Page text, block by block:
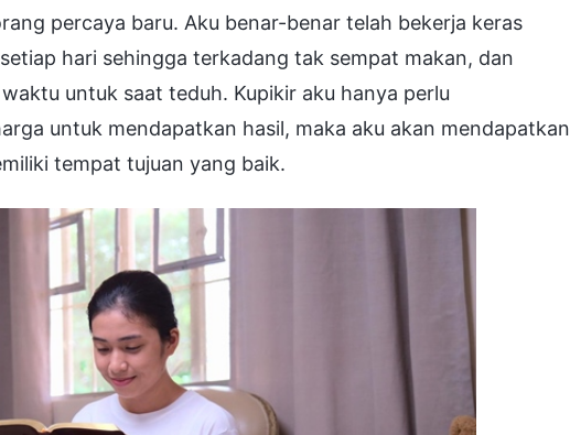
percaya baru. Aku benar-benar telah bekerja keras
hari sehingga terkadang tak sempat makan, dan
untuk saat teduh. Kupikir aku hanya perlu
untuk mendapatkan hasil, maka aku akan mendapatkan
tempat tujuan yang baik.